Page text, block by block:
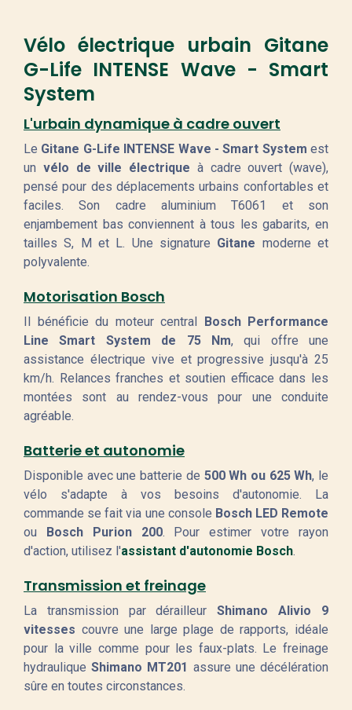
Vélo électrique urbain Gitane
G-Life INTENSE Wave - Smart
System
L'urbain dynamique à cadre ouvert
Le Gitane G-Life INTENSE Wave - Smart System est
un vélo de ville électrique à cadre ouvert (wave),
pensé pour des déplacements urbains confortables et
faciles. Son cadre aluminium T6061 et son
enjambement bas conviennent à tous les gabarits, en
tailles S, M et L. Une signature Gitane moderne et
polyvalente.
Motorisation Bosch
Il bénéficie du moteur central Bosch Performance
Line Smart System de 75 Nm, qui offre une
assistance électrique vive et progressive jusqu'à 25
km/h. Relances franches et soutien efficace dans les
montées sont au rendez-vous pour une conduite
agréable.
Batterie et autonomie
Disponible avec une batterie de 500 Wh ou 625 Wh, le
vélo s'adapte à vos besoins d'autonomie. La
commande se fait via une console Bosch LED Remote
ou Bosch Purion 200. Pour estimer votre rayon
d'action, utilisez l'assistant d'autonomie Bosch.
Transmission et freinage
La transmission par dérailleurShimano Alivio 9
vitesses couvre une large plage de rapports, idéale
pour la ville comme pour les faux-plats. Le freinage
hydrauliqueShimano MT201 assure une décélération
sûre en toutes circonstances.